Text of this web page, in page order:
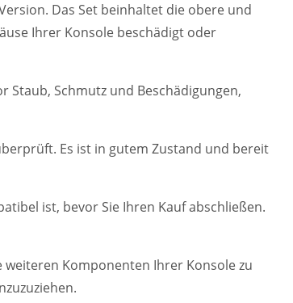
Das Set beinhaltet die obere und
Ihrer Konsole beschädigt oder
Staub, Schmutz und Beschädigungen,
Es ist in gutem Zustand und bereit
ist, bevor Sie Ihren Kauf abschließen.
Komponenten Ihrer Konsole zu